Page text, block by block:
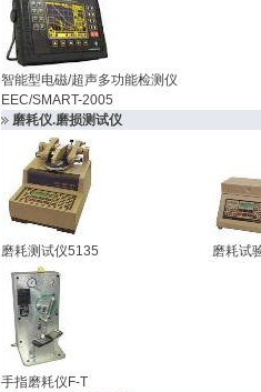
智能型电磁/超声多功能检测仪
EEC/SMART-2005
磨耗仪.磨损测试仪
磨耗测试仪5135 磨耗试
手指磨耗仪F-T